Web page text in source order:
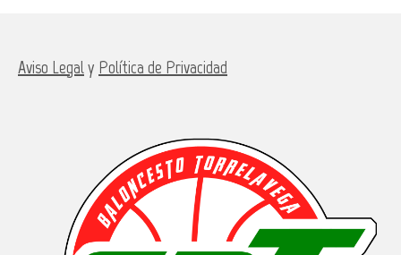
Aviso Legaly Política de Privacidad